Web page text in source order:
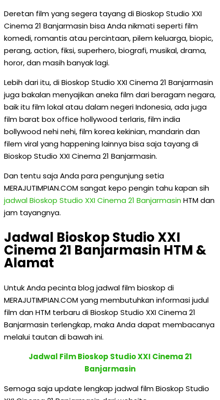
Deretan film yang segera tayang di Bioskop Studio XXI
Cinema 21 Banjarmasin bisa Anda nikmati seperti film
komedi, romantis atau percintaan, pilem keluarga, biopic,
perang, action, fiksi, superhero, biografi, musikal, drama,
horor, dan masih banyak lagi.
Lebih dari itu, di Bioskop Studio XXI Cinema 21 Banjarmasin
juga bakalan menyajikan aneka film dari beragam negara,
baik itu film lokal atau dalam negeri Indonesia, ada juga
film barat box office hollywood terlaris, film india
bollywood nehi nehi, film korea kekinian, mandarin dan
filem viral yang happening lainnya bisa saja tayang di
Bioskop Studio XXI Cinema 21 Banjarmasin.
Dan tentu saja Anda para pengunjung setia
MERAJUTIMPIAN.COM sangat kepo pengin tahu kapan sih
jadwal Bioskop Studio XXI Cinema 21 Banjarmasin HTM dan
jam tayangnya.
Jadwal Bioskop Studio XXI
Cinema 21 Banjarmasin HTM &
Alamat
Untuk Anda pecinta blog jadwal film bioskop di
MERAJUTIMPIAN.COM yang membutuhkan informasi judul
film dan HTM terbaru di Bioskop Studio XXI Cinema 21
Banjarmasin terlengkap, maka Anda dapat membacanya
melalui tautan di bawah ini.
Jadwal Film Bioskop Studio XXI Cinema 21
Banjarmasin
Semoga saja update lengkap jadwal film Bioskop Studio